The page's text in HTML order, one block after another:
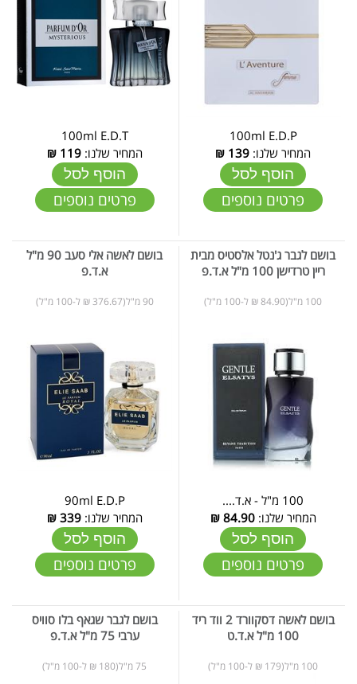
100ml E.D.P
המחיר שלנו: 139
₪
הוסף לסל
פרטים נוספים
100ml E.D.T
המחיר שלנו:119
₪
הוסף לסל
פרטים נוספים
בושם לגבר ג'נטל אלסטיס מבית
ריין טרדישן 100 מ"ל א.ד.פ
100 מ"ל(84.90 ₪ ל-100 מ"ל)
100 מ"ל - א.ד....
המחיר שלנו:84.90
₪
הוסף לסל
פרטים נוספים
בושם לאשה אלי סעב 90 מ"ל
א.ד.פ
90 מ"ל(376.67 ₪ ל-100 מ"ל)
90ml E.D.P
המחיר שלנו:339
₪
הוסף לסל
פרטים נוספים
בושם לאשה דסקוורד 2 ווד ריד
100 מ"ל א.ד.ט
100 מ"ל(179 ₪ ל-100 מ"ל)
בושם לגבר שגאף בלו סוויס
ערבי 75 מ"ל א.ד.פ
75 מ"ל(180 ₪ ל-100 מ"ל)